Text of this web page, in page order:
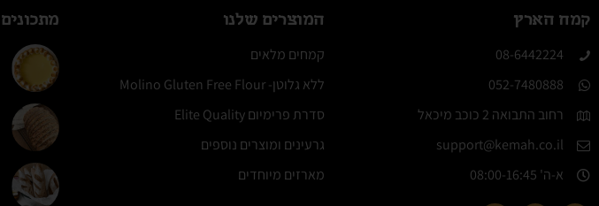
קמח הארץ
08-6442224​
052-7480888
רחוב התבואה 2 כוכב מיכאל
support@kemah.co.il
א-ה' 08:00-16:45​
המוצרים שלנו
קמחים מלאים
ללא גלוטן- Molino Gluten Free Flour
סדרת פרימיום Elite Quality
גרעינים ומוצרים נוספים
מארזים מיוחדים
מתכונים